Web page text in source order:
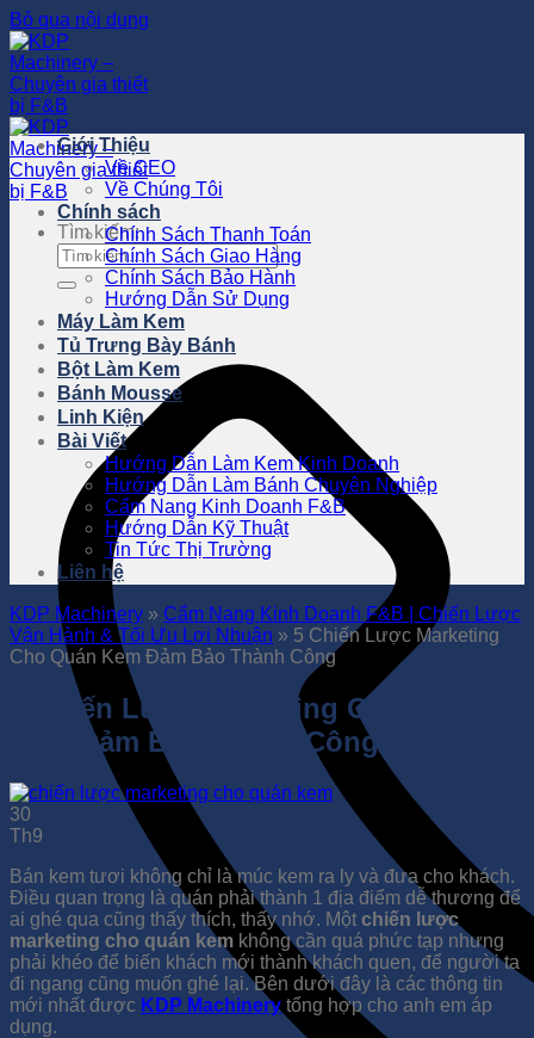
Bỏ qua nội dung
Tìm kiếm:
Giới Thiệu
Về CEO
Về Chúng Tôi
Chính sách
Chính Sách Thanh Toán
Chính Sách Giao Hàng
Chính Sách Bảo Hành
Hướng Dẫn Sử Dụng
Máy Làm Kem
Tủ Trưng Bày Bánh
Bột Làm Kem
Bánh Mousse
Linh Kiện
Bài Viết
Hướng Dẫn Làm Kem Kinh Doanh
Hướng Dẫn Làm Bánh Chuyên Nghiệp
Cẩm Nang Kinh Doanh F&B
Hướng Dẫn Kỹ Thuật
Tin Tức Thị Trường
Liên hệ
KDP Machinery » Cẩm Nang Kinh Doanh F&B | Chiến Lược
Vận Hành & Tối Ưu Lợi Nhuận » 5 Chiến Lược Marketing
Cho Quán Kem Đảm Bảo Thành Công
5 Chiến Lược Marketing Cho Quán
Kem Đảm Bảo Thành Công
30
Th9
Bán kem tươi không chỉ là múc kem ra ly và đưa cho khách.
Điều quan trọng là quán phải thành 1 địa điểm dễ thương để
ai ghé qua cũng thấy thích, thấy nhớ. Một chiến lược
marketing cho quán kem không cần quá phức tạp nhưng
phải khéo để biến khách mới thành khách quen, để người ta
đi ngang cũng muốn ghé lại. Bên dưới đây là các thông tin
mới nhất được KDP Machinery tổng hợp cho anh em áp
dụng.